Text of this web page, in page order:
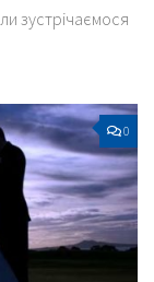
зустрічаємося
0